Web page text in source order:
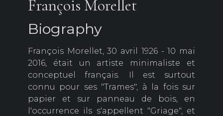
François Morellet
Biography
François Morellet, 30 avril 1926 - 10 mai
2016, était un artiste minimaliste et
conceptuel français. Il est surtout
connu pour ses "Trames", à la fois sur
papier et sur panneau de bois, en
l'occurrence ils s'appellent "Griage", et